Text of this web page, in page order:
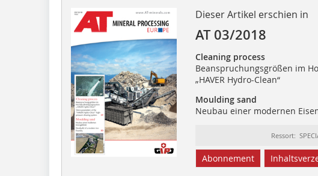
Dieser Artikel erschien in
AT 03/2018
Cleaning process
Beanspruchungsgrößen im
„HAVER Hydro-Clean“
Moulding sand
Neubau einer modernen
Ressort:
Abonnement